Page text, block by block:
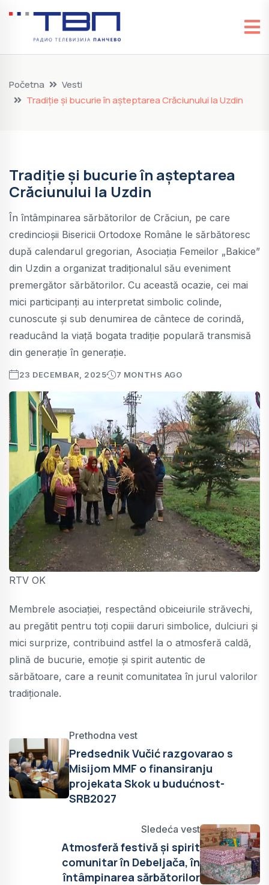
Početna
Vesti
Tradiție și bucurie în așteptarea Crăciunului la Uzdin
Tradiție și bucurie în așteptarea
Crăciunului la Uzdin
În întâmpinarea sărbătorilor de Crăciun, pe care
credincioșii Bisericii Ortodoxe Române le sărbătoresc
după calendarul gregorian, Asociația Femeilor „Bakice”
din Uzdin a organizat tradiționalul său eveniment
premergător sărbătorilor. Cu această ocazie, cei mai
mici participanți au interpretat simbolic colinde,
cunoscute și sub denumirea de cântece de corindă,
readucând la viață bogata tradiție populară transmisă
din generație în generație.
23 DECEMBAR, 2025 7 MONTHS AGO
RTV OK
Membrele asociației, respectând obiceiurile străvechi,
au pregătit pentru toți copiii daruri simbolice, dulciuri și
mici surprize, contribuind astfel la o atmosferă caldă,
plină de bucurie, emoție și spirit autentic de
sărbătoare, care a reunit comunitatea în jurul valorilor
tradiționale.
Prethodna vest
Predsednik Vučić razgovarao s
Misijom MMF o finansiranju
projekata Skok u budućnost-
SRB2027
Sledeća vest
Atmosferă festivă și spirit
comunitar în Debeljača, în
întâmpinarea sărbătorilor